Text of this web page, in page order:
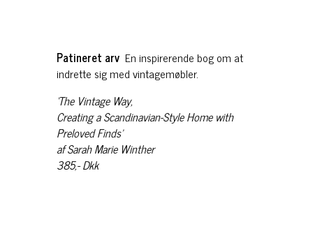
Patineret arv En inspirerende bog om at
indrette sig med vintagemøbler.
‘The Vintage Way,
Creating a Scandinavian-Style Home with
Preloved Finds’
af Sarah Marie Winther
385,- Dkk